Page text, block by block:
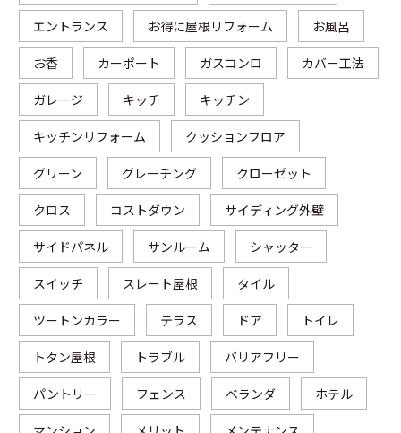
エントランス お得に屋根リフォーム お風呂
お香 カーポート ガスコンロ カバー工法
ガレージ キッチ キッチン
キッチンリフォーム クッションフロア
グリーン グレーチング クローゼット
クロス コストダウン サイディング外壁
サイドパネル サンルーム シャッター
スイッチ スレート屋根 タイル
ツートンカラー テラス ドア トイレ
トタン屋根 トラブル バリアフリー
パントリー フェンス ベランダ ホテル